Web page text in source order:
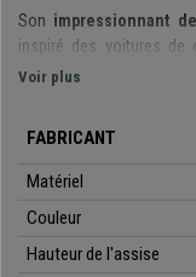
Son impressionnant
inspiré des voitures de
baquets grâce à ses
grâce à son
dossier
permet de maintenir
Vous saurez apprécier
Voir plus
FABRICANT
Matériel
Couleur
Hauteur de l'assise